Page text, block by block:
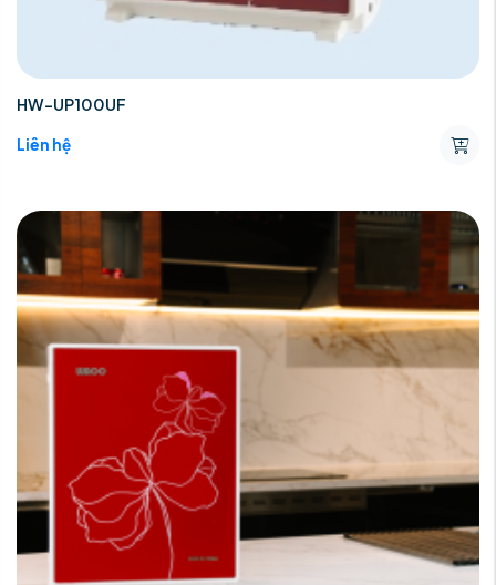
HW-UP100UF
Liên hệ